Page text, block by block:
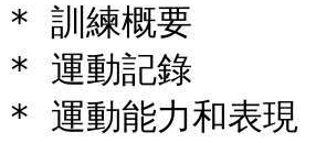
* 訓練概要
* 運動記錄
* 運動能力和表現